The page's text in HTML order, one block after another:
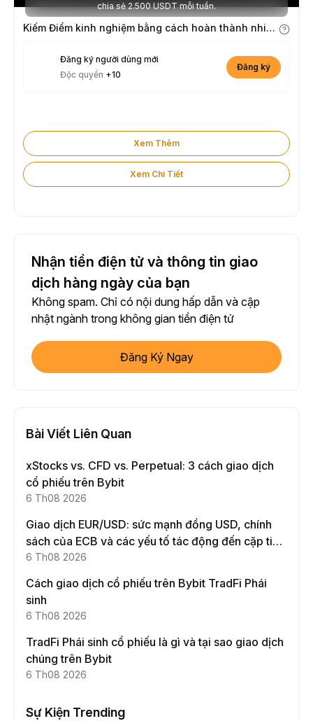
chia sẻ 2.500 USDT mỗi tuần.
Kiếm Điểm kinh nghiệm bằng cách hoàn thành nhiệm vụ
Đăng ký người dùng mới
Độc quyền +10
Đăng ký
Xem Thêm
Xem Chi Tiết
Nhận tiền điện tử và thông tin giao
dịch hàng ngày của bạn
Không spam. Chỉ có nội dung hấp dẫn và cập
nhật ngành trong không gian tiền điện tử
Đăng Ký Ngay
Bài Viết Liên Quan
xStocks vs. CFD vs. Perpetual: 3 cách giao dịch
cổ phiếu trên Bybit
6 Th08 2026
Giao dịch EUR/USD: sức mạnh đồng USD, chính
sách của ECB và các yếu tố tác động đến cặp tiền
này
6 Th08 2026
Cách giao dịch cổ phiếu trên Bybit TradFi Phái
sinh
6 Th08 2026
TradFi Phái sinh cổ phiếu là gì và tại sao giao dịch
chúng trên Bybit
6 Th08 2026
Sự Kiện Trending